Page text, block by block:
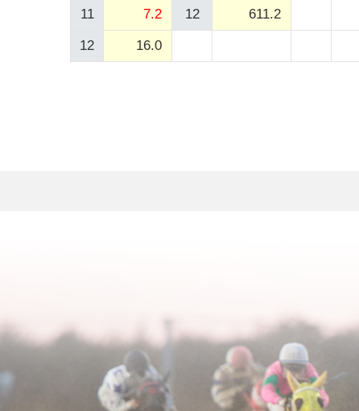
11 7.2 12 611.2
12 16.0